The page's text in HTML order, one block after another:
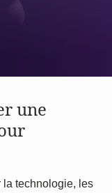
une
la technologie, les